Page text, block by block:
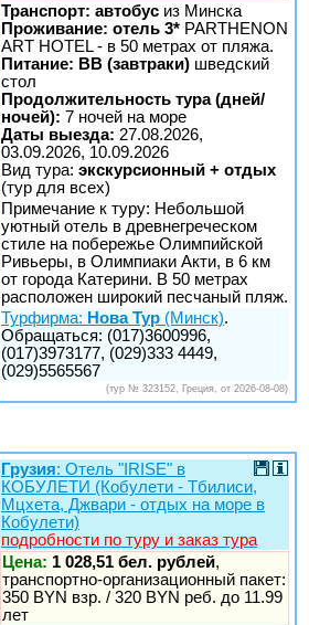
Транспорт: автобус из Минска
Проживание: отель 3* PARTHENON
ART HOTEL - в 50 метрах от пляжа.
Питание: BB (завтраки) шведский
стол
Продолжительность тура (дней/
ночей): 7 ночей на море
Даты выезда: 27.08.2026,
03.09.2026, 10.09.2026
Вид тура: экскурсионный + отдых
(тур для всех)
Примечание к туру: Небольшой
уютный отель в древнегреческом
стиле на побережье Олимпийской
Ривьеры, в Олимпиаки Акти, в 6 км
от города Катерини. В 50 метрах
расположен широкий песчаный пляж.
Турфирма: Нова Тур (Минск).
Обращаться: (017)3600996,
(017)3973177, (029)333 4449,
(029)5565567
(тур № 323152, Греция, от 2026-08-08)
Грузия: Отель "IRISE" в
КОБУЛЕТИ (Кобулети - Тбилиси,
Мцхета, Джвари - отдых на море в
Кобулети)
подробности по туру и заказ тура
Цена: 1 028,51 бел. рублей,
транспортно-организационный пакет:
350 BYN взр. / 320 BYN реб. до 11.99
лет